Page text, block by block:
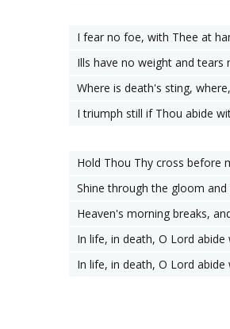
I fear no foe, with Thee at
Ills have no weight and tears
Where is death's sting,
I triumph still if Thou abide
Hold Thou Thy cross before
Shine through the gloom
Heaven's morning breaks,
In life, in death, O Lord abide
In life, in death, O Lord abide